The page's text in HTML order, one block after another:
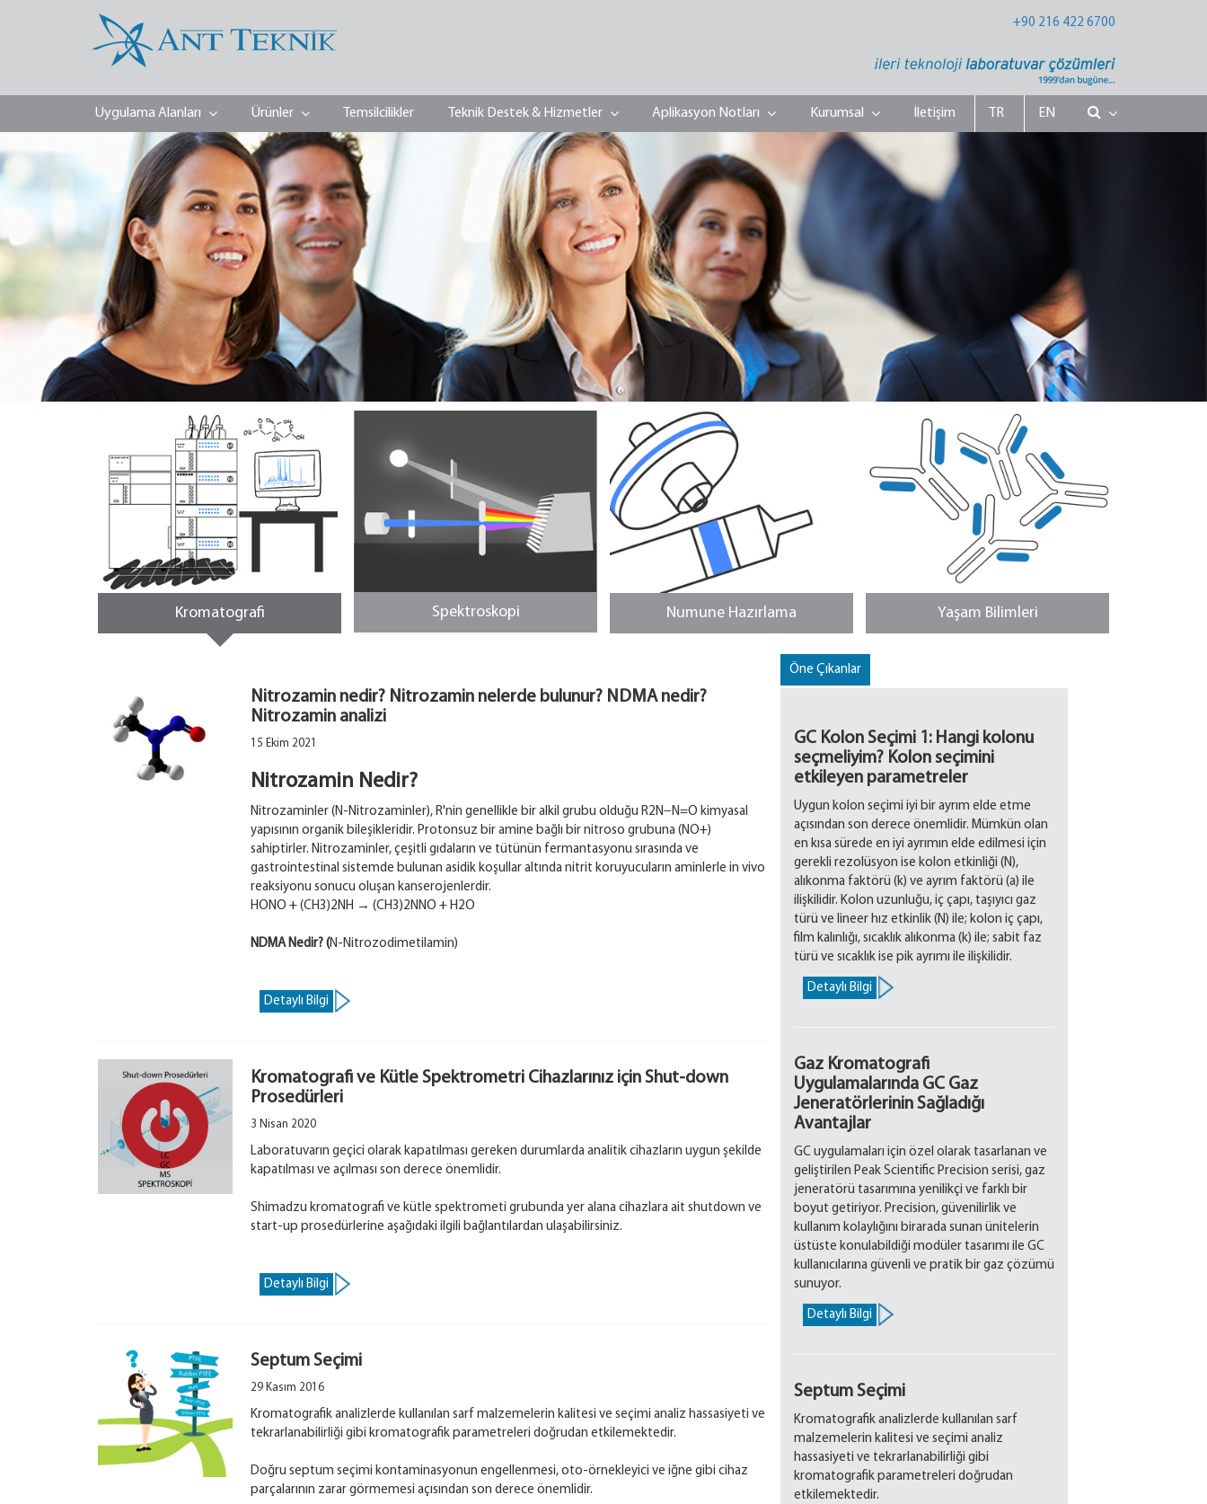
+90 216 422 6700
Uygulama Alanları Ürünler Temsilcilikler Teknik Destek & Hizmetler Aplikasyon Notları Kurumsal İletişim TR EN
Kromatografi Spektroskopi Numune Hazırlama Yaşam Bilimleri
Nitrozamin nedir? Nitrozamin nelerde bulunur? NDMA nedir?
Nitrozamin analizi
15 Ekim 2021
Nitrozamin Nedir?
Nitrozaminler (N-Nitrozaminler), R'nin genellikle bir alkil grubu olduğu R2N−N=O kimyasal
yapısının organik bileşikleridir. Protonsuz bir amine bağlı bir nitroso grubuna (NO+)
sahiptirler. Nitrozaminler, çeşitli gıdaların ve tütünün fermantasyonu sırasında ve
gastrointestinal sistemde bulunan asidik koşullar altında nitrit koruyucuların aminlerle in vivo
reaksiyonu sonucu oluşan kanserojenlerdir.
HONO + (CH3)2NH → (CH3)2NNO + H2O
NDMA Nedir? (N-Nitrozodimetilamin)
Detaylı Bilgi
Kromatografi ve Kütle Spektrometri Cihazlarınız için Shut-down
Prosedürleri
3 Nisan 2020
Laboratuvarın geçici olarak kapatılması gereken durumlarda analitik cihazların uygun şekilde
kapatılması ve açılması son derece önemlidir.
Shimadzu kromatografi ve kütle spektrometi grubunda yer alana cihazlara ait shutdown ve
start-up prosedürlerine aşağıdaki ilgili bağlantılardan ulaşabilirsiniz.
Detaylı Bilgi
Septum Seçimi
29 Kasım 2016
Kromatografik analizlerde kullanılan sarf malzemelerin kalitesi ve seçimi analiz hassasiyeti ve
tekrarlanabilirliği gibi kromatografik parametreleri doğrudan etkilemektedir.
Doğru septum seçimi kontaminasyonun engellenmesi, oto-örnekleyici ve iğne gibi cihaz
parçalarının zarar görmemesi açısından son derece önemlidir.
Öne Çıkanlar
GC Kolon Seçimi 1: Hangi kolonu
seçmeliyim? Kolon seçimini
etkileyen parametreler
Uygun kolon seçimi iyi bir ayrım elde etme
açısından son derece önemlidir. Mümkün olan
en kısa sürede en iyi ayrımın elde edilmesi için
gerekli rezolüsyon ise kolon etkinliği (N),
alıkonma faktörü (k) ve ayrım faktörü (a) ile
ilişkilidir. Kolon uzunluğu, iç çapı, taşıyıcı gaz
türü ve lineer hız etkinlik (N) ile; kolon iç çapı,
film kalınlığı, sıcaklık alıkonma (k) ile; sabit faz
türü ve sıcaklık ise pik ayrımı ile ilişkilidir.
Detaylı Bilgi
Gaz Kromatografi
Uygulamalarında GC Gaz
Jeneratörlerinin Sağladığı
Avantajlar
GC uygulamaları için özel olarak tasarlanan ve
geliştirilen Peak Scientific Precision serisi, gaz
jeneratörü tasarımına yenilikçi ve farklı bir
boyut getiriyor. Precision, güvenilirlik ve
kullanım kolaylığını birarada sunan ünitelerin
üstüste konulabildiği modüler tasarımı ile GC
kullanıcılarına güvenli ve pratik bir gaz çözümü
sunuyor.
Detaylı Bilgi
Septum Seçimi
Kromatografik analizlerde kullanılan sarf
malzemelerin kalitesi ve seçimi analiz
hassasiyeti ve tekrarlanabilirliği gibi
kromatografik parametreleri doğrudan
etkilemektedir.